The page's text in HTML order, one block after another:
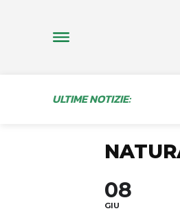
ULTIME NOTIZIE:
08
GIU